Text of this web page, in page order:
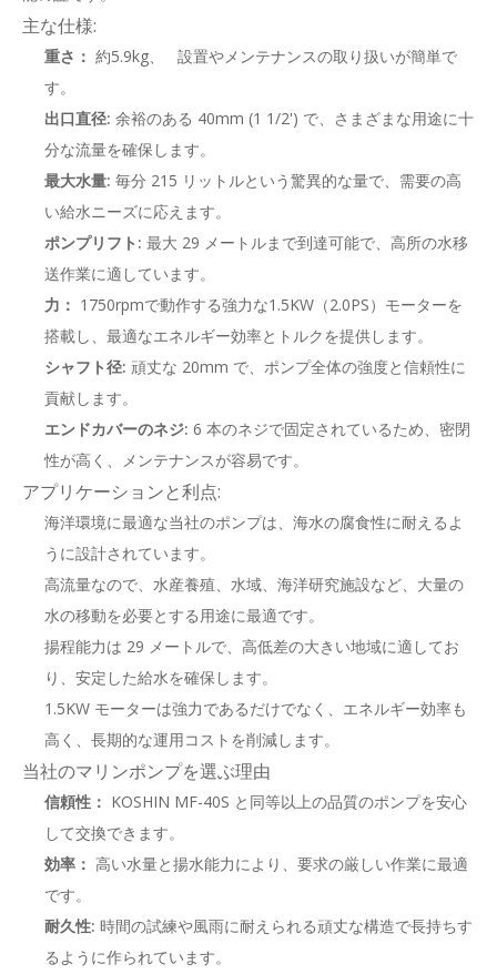
主な仕様:
重さ： 約5.9kg、 設置やメンテナンスの取り扱いが簡単で
す。
出口直径: 余裕のある 40mm (1 1/2') で、さまざまな用途に十
分な流量を確保します。
最大水量: 毎分 215 リットルという驚異的な量で、需要の高
い給水ニーズに応えます。
ポンプリフト: 最大 29 メートルまで到達可能で、高所の水移
送作業に適しています。
力： 1750rpmで動作する強力な1.5KW（2.0PS）モーターを
搭載し、最適なエネルギー効率とトルクを提供します。
シャフト径: 頑丈な 20mm で、ポンプ全体の強度と信頼性に
貢献します。
エンドカバーのネジ: 6 本のネジで固定されているため、密閉
性が高く、メンテナンスが容易です。
アプリケーションと利点:
海洋環境に最適な当社のポンプは、海水の腐食性に耐えるよ
うに設計されています。
高流量なので、水産養殖、水域、海洋研究施設など、大量の
水の移動を必要とする用途に最適です。
揚程能力は 29 メートルで、高低差の大きい地域に適してお
り、安定した給水を確保します。
1.5KW モーターは強力であるだけでなく、エネルギー効率も
高く、長期的な運用コストを削減します。
当社のマリンポンプを選ぶ理由
信頼性： KOSHIN MF-40S と同等以上の品質のポンプを安心
して交換できます。
効率： 高い水量と揚水能力により、要求の厳しい作業に最適
です。
耐久性: 時間の試練や風雨に耐えられる頑丈な構造で長持ちす
るように作られています。